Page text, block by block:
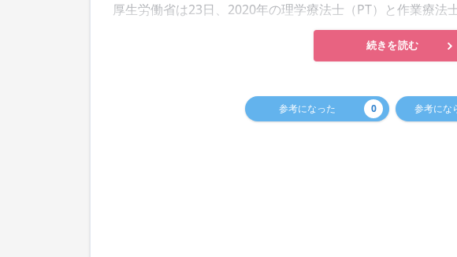
厚生労働省は23日、2020年の理学療法士（PT）と作業療法
続きを読む
参考になった 0 参考にな